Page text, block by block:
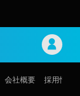
会社概要 採用情報